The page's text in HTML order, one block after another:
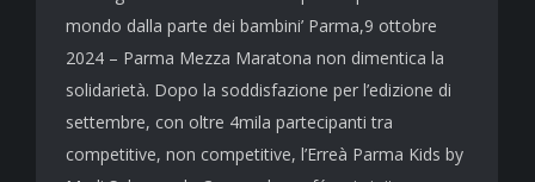
mondo dalla parte dei bambini’ Parma,9 ottobre
2024 – Parma Mezza Maratona non dimentica la
solidarietà. Dopo la soddisfazione per l’edizione di
settembre, con oltre 4mila partecipanti tra
competitive, non competitive, l’Erreà Parma Kids by